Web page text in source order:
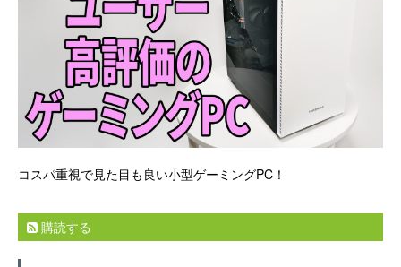
コスパ重視で見た目も良い小型ゲーミングPC！
購読する